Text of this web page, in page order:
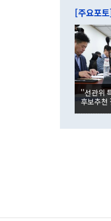
[주요포
''선관위
후보추천